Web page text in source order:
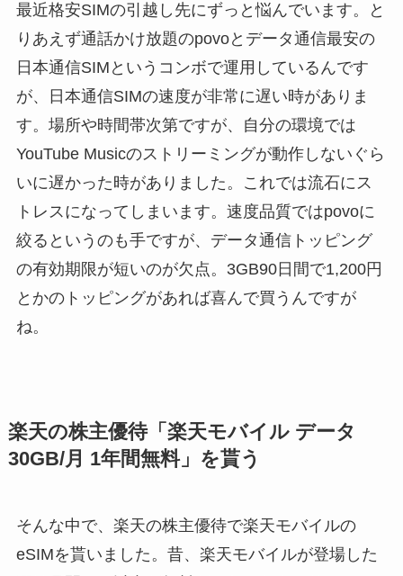
最近格安SIMの引越し先にずっと悩んでいます。と
りあえず通話かけ放題のpovoとデータ通信最安の
日本通信SIMというコンボで運用しているんです
が、日本通信SIMの速度が非常に遅い時がありま
す。場所や時間帯次第ですが、自分の環境では
YouTube Musicのストリーミングが動作しないぐら
いに遅かった時がありました。これでは流石にス
トレスになってしまいます。速度品質ではpovoに
絞るというのも手ですが、データ通信トッピング
の有効期限が短いのが欠点。3GB90日間で1,200円
とかのトッピングがあれば喜んで買うんですが
ね。
楽天の株主優待「楽天モバイル データ
30GB/月 1年間無料」を貰う
そんな中で、楽天の株主優待で楽天モバイルの
eSIMを貰いました。昔、楽天モバイルが登場した